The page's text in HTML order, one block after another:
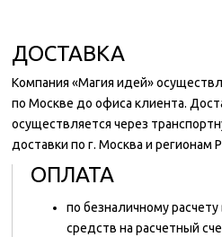
ДОСТАВКА
Компания «Магия идей»
по Москве до офиса клиента.
осуществляется через
доставки по г. Москва и регионам
ОПЛАТА
по безналичному
средств на расчетный